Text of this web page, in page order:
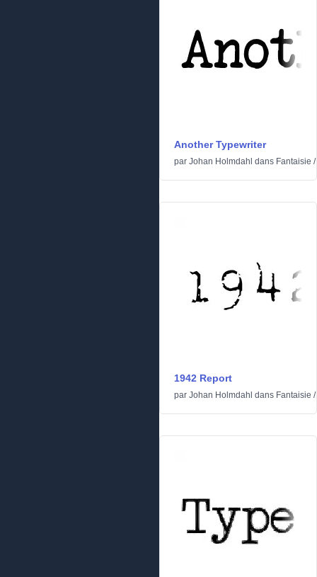
Another Typewriter
par Johan Holmdahl dans Fantaisie /
1942 Report
par Johan Holmdahl dans Fantaisie /